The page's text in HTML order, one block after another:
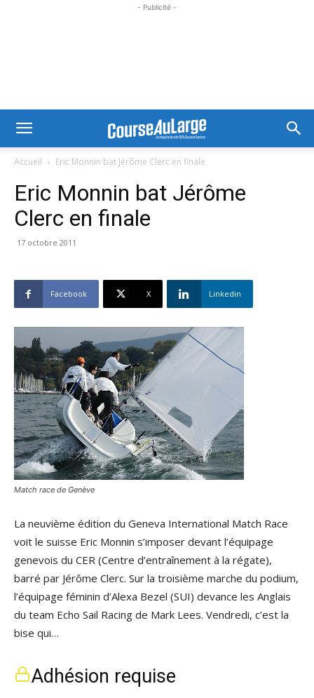
- Publicité -
Accueil Eric Monnin bat Jérôme Clerc en finale
Eric Monnin bat Jérôme
Clerc en finale
17 octobre 2011
Facebook X Linkedin
Match race de Genève
La neuvième édition du Geneva International Match Race
voit le suisse Eric Monnin s’imposer devant l’équipage
genevois du CER (Centre d’entraînement à la régate),
barré par Jérôme Clerc. Sur la troisième marche du podium,
l’équipage féminin d’Alexa Bezel (SUI) devance les Anglais
du team Echo Sail Racing de Mark Lees. Vendredi, c’est la
bise qui…
Adhésion requise